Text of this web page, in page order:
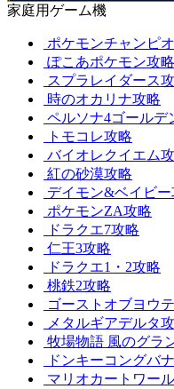
家庭用ゲーム機
ポケモンチャンピ
ぽこあポケモン攻略
スプラレイダース
時のオカリナ攻略
ペルソナ4ゴールデ
トモコレ攻略
バイオレクイエム
紅の砂漠攻略
デイモン&ベイビー
ポケモンZA攻略
ドラクエ7攻略
仁王3攻略
ドラクエ1・2攻略
桃鉄2攻略
ゴーストオブヨウ
メタルギアデルタ
牧場物語 風のグラ
ドンキーコングバ
マリオカートワー